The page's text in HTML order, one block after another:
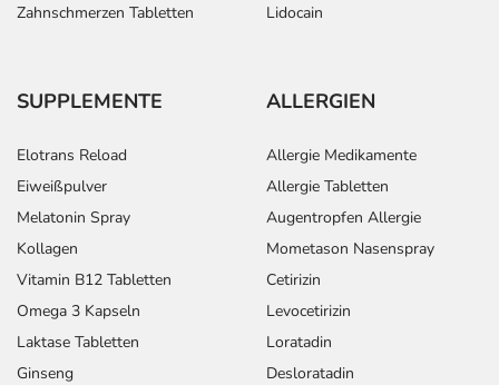
Zahnschmerzen Tabletten
Lidocain
SUPPLEMENTE
Elotrans Reload
Eiweißpulver
Melatonin Spray
Kollagen
Vitamin B12 Tabletten
Omega 3 Kapseln
Laktase Tabletten
Ginseng
ALLERGIEN
Allergie Medikamente
Allergie Tabletten
Augentropfen Allergie
Mometason Nasenspray
Cetirizin
Levocetirizin
Loratadin
Desloratadin